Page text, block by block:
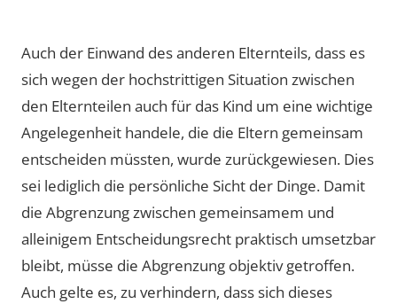
Auch der Einwand des anderen Elternteils, dass es
sich wegen der hochstrittigen Situation zwischen
den Elternteilen auch für das Kind um eine wichtige
Angelegenheit handele, die die Eltern gemeinsam
entscheiden müssten, wurde zurückgewiesen. Dies
sei lediglich die persönliche Sicht der Dinge. Damit
die Abgrenzung zwischen gemeinsamem und
alleinigem Entscheidungsrecht praktisch umsetzbar
bleibt, müsse die Abgrenzung objektiv getroffen.
Auch gelte es, zu verhindern, dass sich dieses